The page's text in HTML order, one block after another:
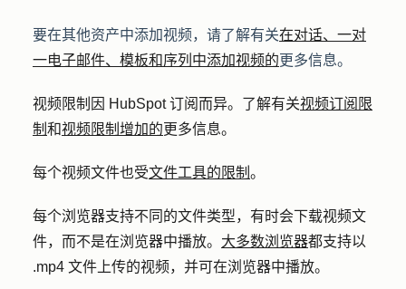
要在其他资产中添加视频，请了解有关在对话、一对
一电子邮件、模板和序列中添加视频的更多信息。
视频限制因 HubSpot 订阅而异。了解有关视频订阅限
制 和视频限制增加的更多信息。
每个视频文件也受文件工具的限制 。
每个浏览器支持不同的文件类型，有时会下载视频文
件，而不是在浏览器中播放。 大多数浏览器都支持以
.mp4 文件上传的视频，并可在浏览器中播放。